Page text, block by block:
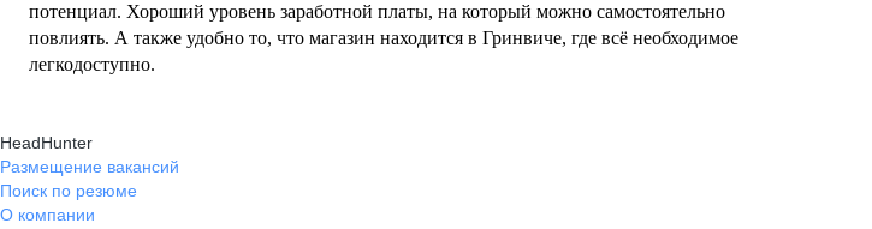
потенциал. Хороший уровень заработной платы, на который можно самостоятельно
повлиять. А также удобно то, что магазин находится в Гринвиче, где всё необходимое
легкодоступно.
HeadHunter
Размещение вакансий
Поиск по резюме
О компании